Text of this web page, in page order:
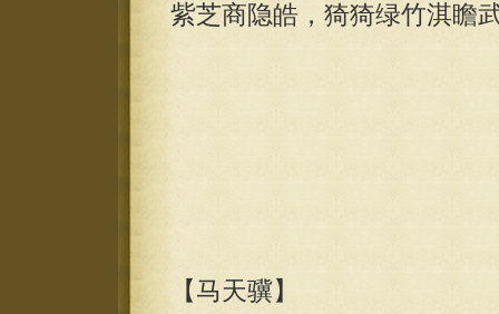
紫芝商隐皓，猗猗绿竹淇瞻
【马天骥】